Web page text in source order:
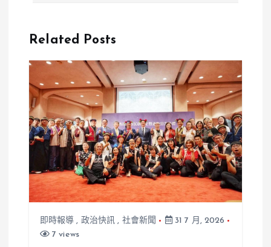
月領不到2萬
元
Related Posts
即時報導 , 政治快訊 , 社會新聞
31 7 月, 2026
7 views